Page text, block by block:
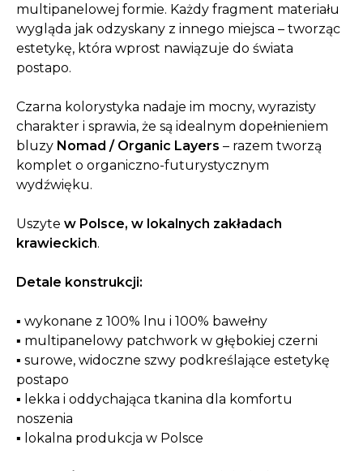
multipanelowej formie. Każdy fragment materiału
wygląda jak odzyskany z innego miejsca – tworząc
estetykę, która wprost nawiązuje do świata
postapo.
Czarna kolorystyka nadaje im mocny, wyrazisty
charakter i sprawia, że są idealnym dopełnieniem
bluzy Nomad / Organic Layers – razem tworzą
komplet o organiczno-futurystycznym
wydźwięku.
Uszyte w Polsce, w lokalnych zakładach
krawieckich.
Detale konstrukcji:
▪ wykonane z 100% lnu i 100% bawełny
▪ multipanelowy patchwork w głębokiej czerni
▪ surowe, widoczne szwy podkreślające estetykę
postapo
▪ lekka i oddychająca tkanina dla komfortu
noszenia
▪ lokalna produkcja w Polsce